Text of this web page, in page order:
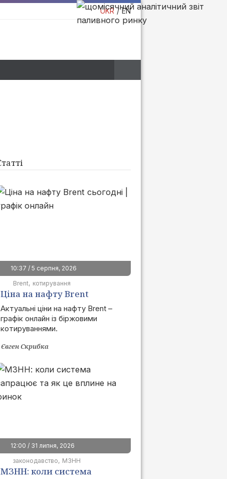
UKR EN
10:37 / 5 серпня, 2026
Brent котирування
Ціна на нафту Brent
сьогодні | графік онлайн
Актуальні ціни на нафту Brent –
графік онлайн із біржовими
котируваннями.
Євген Скрибка
12:00 / 31 липня, 2026
законодавство
МЗНН
МЗНН: коли система